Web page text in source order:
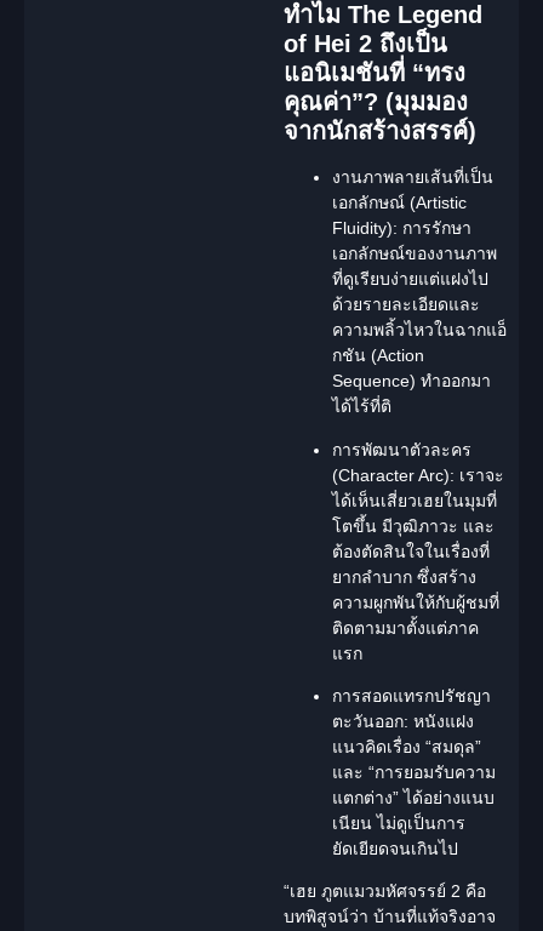
ทำไม The Legend
of Hei 2 ถึงเป็น
แอนิเมชันที่ “ทรง
คุณค่า”? (มุมมอง
จากนักสร้างสรรค์)
งานภาพลายเส้นที่เป็น
เอกลักษณ์ (Artistic
Fluidity): การรักษา
เอกลักษณ์ของงานภาพ
ที่ดูเรียบง่ายแต่แฝงไป
ด้วยรายละเอียดและ
ความพลิ้วไหวในฉากแอ็
กชัน (Action
Sequence) ทำออกมา
ได้ไร้ที่ติ
การพัฒนาตัวละคร
(Character Arc): เราจะ
ได้เห็นเสี่ยวเฮยในมุมที่
โตขึ้น มีวุฒิภาวะ และ
ต้องตัดสินใจในเรื่องที่
ยากลำบาก ซึ่งสร้าง
ความผูกพันให้กับผู้ชมที่
ติดตามมาตั้งแต่ภาค
แรก
การสอดแทรกปรัชญา
ตะวันออก: หนังแฝง
แนวคิดเรื่อง “สมดุล”
และ “การยอมรับความ
แตกต่าง” ได้อย่างแนบ
เนียน ไม่ดูเป็นการ
ยัดเยียดจนเกินไป
“เฮย ภูตแมวมหัศจรรย์ 2 คือ
บทพิสูจน์ว่า บ้านที่แท้จริงอาจ